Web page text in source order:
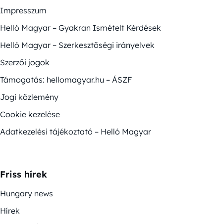
Impresszum
Helló Magyar – Gyakran Ismételt Kérdések
Helló Magyar – Szerkesztőségi irányelvek
Szerzői jogok
Támogatás: hellomagyar.hu – ÁSZF
Jogi közlemény
Cookie kezelése
Adatkezelési tájékoztató – Helló Magyar
Friss hírek
Hungary news
Hírek